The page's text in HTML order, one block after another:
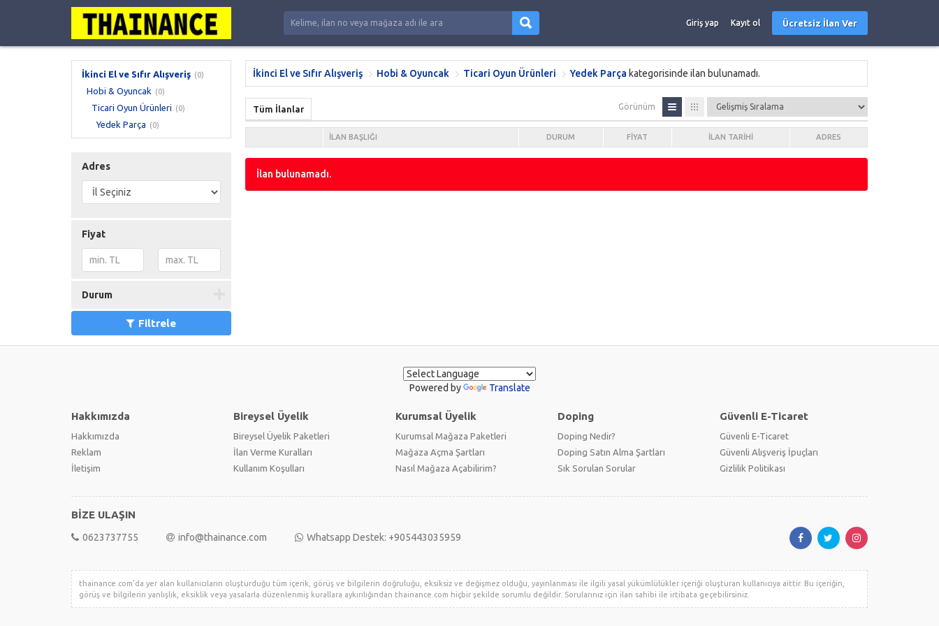
Giriş yap Kayıt ol Ücretsiz İlan Ver
İkinci El ve Sıfır Alışveriş (0)
Hobi & Oyuncak (0)
Ticari Oyun Ürünleri (0)
Yedek Parça (0)
Adres
Fiyat
Durum
Filtrele
İkinci El ve Sıfır Alışveriş Hobi & Oyuncak Ticari Oyun Ürünleri Yedek Parça kategorisinde ilan bulunamadı.
Tüm İlanlar Görünüm
İLAN BAŞLIĞI DURUM FIYAT İLAN TARIHI ADRES
İlan bulunamadı.
Powered by Translate
Hakkımızda
Hakkımızda
Reklam
İletişim
Bireysel Üyelik
Bireysel Üyelik Paketleri
İlan Verme Kuralları
Kullanım Koşulları
Kurumsal Üyelik
Kurumsal Mağaza Paketleri
Mağaza Açma Şartları
Nasıl Mağaza Açabilirim?
Doping
Doping Nedir?
Doping Satın Alma Şartları
Sık Sorulan Sorular
Güvenli E-Ticaret
Güvenli E-Ticaret
Güvenli Alışveriş İpuçları
Gizlilik Politikası
BİZE ULAŞIN
0623737755 info@thainance.com Whatsapp Destek: +905443035959
thainance.com'da yer alan kullanıcıların oluşturduğu tüm içerik, görüş ve bilgilerin doğruluğu, eksiksiz ve değişmez olduğu, yayınlanması ile ilgili yasal yükümlülükler içeriği oluşturan kullanıcıya aittir. Bu içeriğin,
görüş ve bilgilerin yanlışlık, eksiklik veya yasalarla düzenlenmiş kurallara aykırılığından thainance.com hiçbir şekilde sorumlu değildir. Sorularınız için ilan sahibi ile irtibata geçebilirsiniz.